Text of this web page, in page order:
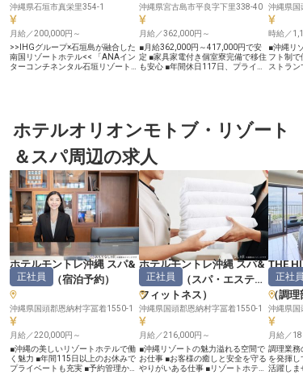
沖縄県石垣市真栄里354-1
月給／200,000円～
>>IHGグループ×石垣島が融合した
南国リゾートホテル<< 「ANAイン
ターコンチネンタル石垣リゾート」
し、リゾート感あふれる客室バルコ
ニーからはエメラルドグリーンに輝
ちと一緒に、特別な石垣島体験をお
届けしませんか？ ー♦快適な島Life
が叶うIHGグループの好待遇♦ー ・
年間休日120日 ・1食300円の社員
食堂 ・宿泊＆料飲施設の優待制度
・単身寮（応相談 ※空きがあれ
ば） ・OJTトレーニングなど人材
育成に注力！研修制度が充実
――――――――――――――――――――――――
>>島の恵み＆世界のグルメを堪能
<< 料理の味を引き立てる塩、テー
マカラーは明るい黄色といったメイ
ンコンセプトのもと、多彩な洋食メ
ニューをご提供しています。そんな
当ホテルでは、洋食調理スタッフを
募集中です。 新鮮な島食材の魅力
が詰まったブッフェメニューからア
ラカルト料理に携わりながら、食を
通してお客様に感動を与えるやりが
いを感じませんか？
沖縄県宮古島市平良字下里338-40
月給／362,000円～
■月給362,000円～417,000円で安
定 ■家具家電付き個室寮完備で移住
も安心 ■年間休日117日、プライベ
なしを提供しませんか。 料理長と
して、島の新鮮な食材を活かしたメ
ッチン全体の運営・統括まで幅広く
お任せします。 お客様の記憶に残
る一皿を創造し、食を通じて感動を
お届けするやりがいを感じられるで
しょう。 あなたの経験と情熱で、
宮古島ならではの食体験を共に創り
上げていきましょう。 ーー【安心
して長く働ける環境とキャリアアッ
プ】 当ホテルでは、社員一人ひと
りが安心して長く働ける環境を大切
にしています。 家具家電付きの個
室寮を完備しており、初期費用不要
で月30,000円台から入居可能です
ので、島外からの移住もスムーズに
スタートできます。 また、離島手
当や赴任手当、401k支援手当な
ど、充実した福利厚生であなたの生
活をサポート。 月平均残業時間も
11時間程度と少なく、年間休日117
日でプライベートも充実。 キャリ
アアップを目指せる環境で、あなた
のスキルを存分に発揮してくださ
い。 ※2026年04月13日時点の情報
沖縄県国
時給／
■沖縄リ
フト制
ストラン
をお手
直営レ
なしす
らではの
が、あ
磨く貴重
服も貸与
しい環境
ー【チー
きる職場
は、一
せる職場
★朝から
22:00の
イフス
能です♪
調理スタ
ナーまで
るチャ
トもある
キルアッ
の「美味
に、共
ホテルオリオンモトブ・リゾート
＆スパ周辺の求人
ホテルモントレ沖縄 スパ&
リゾート
（宿泊予約）
正社員
沖縄県国頭郡恩納村字冨着1550-1
月給／220,000円～
■沖縄の美しいリゾートホテルで働
く魅力 ■年間115日以上のお休みで
プライベートも充実 ■予約管理から
ホテルモントレ沖縄 スパ&
リゾート
（スパ・エステ・
フィットネス ）
正社員
沖縄県国頭郡恩納村字冨着1550-1
月給／216,000円～
■沖縄リゾートの魅力溢れる空間で
お仕事 ■お客様の癒しと安全を守る
やりがいある仕事 ■リゾートホテル
THE
（調理
正社員
沖縄県国
月給／
調理業務
を発揮し
活躍しま